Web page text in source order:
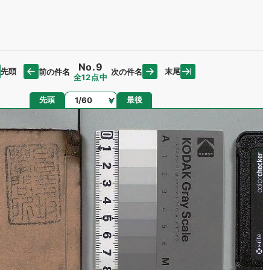
先頭 前の件名 No.9
全12点中
次の件名 末尾
先頭 ページ 最後